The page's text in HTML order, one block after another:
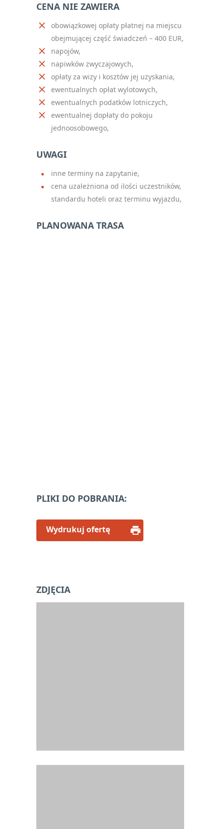
Oświadczam, że zapisując
się na newsletter
akceptuję politykę
prywatności RODO
Zapisz się notifications_active
Please
leave
this
empty.
CENA NIE ZAWIERA
obowiązkowej opłaty płatnej na miejscu
obejmującej część świadczeń – 400 EUR,
napojów,
napiwków zwyczajowych,
opłaty za wizy i kosztów jej uzyskania,
ewentualnych opłat wylotowych,
ewentualnych podatków lotniczych,
ewentualnej dopłaty do pokoju
jednoosobowego,
UWAGI
inne terminy na zapytanie,
cena uzależniona od ilości uczestników,
standardu hoteli oraz terminu wyjazdu,
PLANOWANA TRASA
PLIKI DO POBRANIA:
Wydrukuj ofertę
ZDJĘCIA